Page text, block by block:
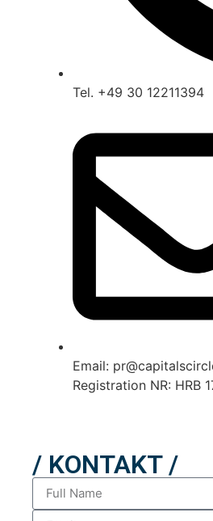
Tel. +49 30 12211394
Email:
Registration NR: HRB
/ KONTAKT /